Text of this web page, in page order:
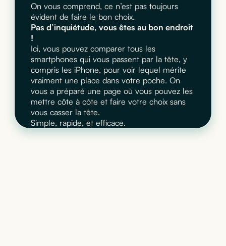
On vous comprend, ce n’est pas toujours
évident de faire le bon choix.
Pas d’inquiétude, vous êtes au bon endroit
!
Ici, vous pouvez comparer tous les
smartphones qui vous passent par la tête, y
compris les iPhone, pour voir lequel mérite
vraiment une place dans votre poche. On
vous a préparé une page où vous pouvez les
mettre côte à côte et faire votre choix sans
vous casser la tête.
Simple, rapide, et efficace.